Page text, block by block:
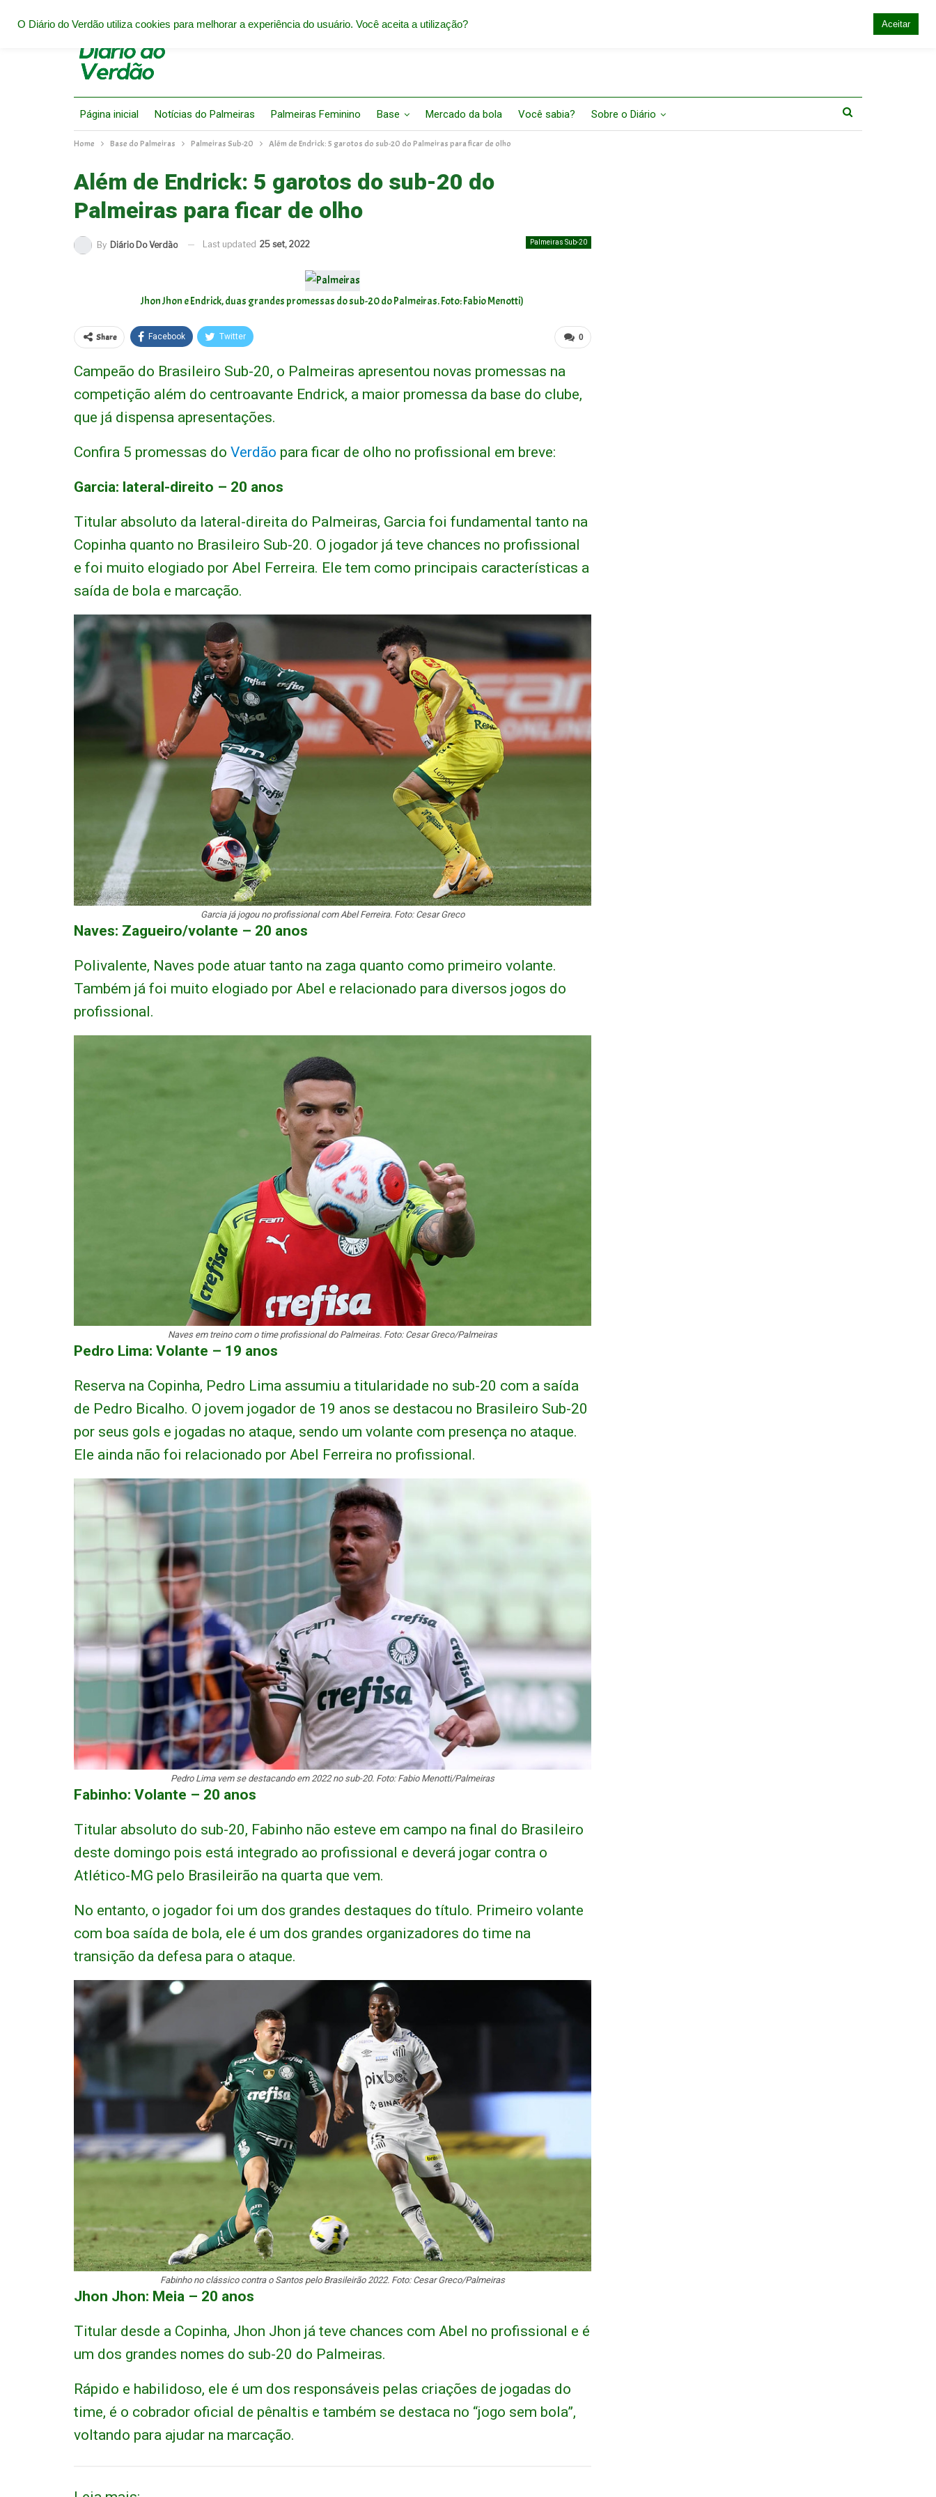
Página inicial Notícias do Palmeiras Palmeiras Feminino Base Mercado da bola Você sabia? Sobre o Diário
Home Base do Palmeiras Palmeiras Sub-20 Além de Endrick: 5 garotos do sub-20 do Palmeiras para ficar de olho
Além de Endrick: 5 garotos do sub-20 do
Palmeiras para ficar de olho
Palmeiras Sub-20
By Diário Do Verdão Last updated 25 set, 2022
Jhon Jhon e Endrick, duas grandes promessas do sub-20 do Palmeiras. Foto: Fabio Menotti)
0
Share Facebook Twitter
Campeão do Brasileiro Sub-20, o Palmeiras apresentou novas promessas na
competição além do centroavante Endrick, a maior promessa da base do clube,
que já dispensa apresentações.
Confira 5 promessas do Verdão para ficar de olho no profissional em breve:
Garcia: lateral-direito – 20 anos
Titular absoluto da lateral-direita do Palmeiras, Garcia foi fundamental tanto na
Copinha quanto no Brasileiro Sub-20. O jogador já teve chances no profissional
e foi muito elogiado por Abel Ferreira. Ele tem como principais características a
saída de bola e marcação.
Garcia já jogou no profissional com Abel Ferreira. Foto: Cesar Greco
Naves: Zagueiro/volante – 20 anos
Polivalente, Naves pode atuar tanto na zaga quanto como primeiro volante.
Também já foi muito elogiado por Abel e relacionado para diversos jogos do
profissional.
Naves em treino com o time profissional do Palmeiras. Foto: Cesar Greco/Palmeiras
Pedro Lima: Volante – 19 anos
Reserva na Copinha, Pedro Lima assumiu a titularidade no sub-20 com a saída
de Pedro Bicalho. O jovem jogador de 19 anos se destacou no Brasileiro Sub-20
por seus gols e jogadas no ataque, sendo um volante com presença no ataque.
Ele ainda não foi relacionado por Abel Ferreira no profissional.
Pedro Lima vem se destacando em 2022 no sub-20. Foto: Fabio Menotti/Palmeiras
Fabinho: Volante – 20 anos
Titular absoluto do sub-20, Fabinho não esteve em campo na final do Brasileiro
deste domingo pois está integrado ao profissional e deverá jogar contra o
Atlético-MG pelo Brasileirão na quarta que vem.
No entanto, o jogador foi um dos grandes destaques do título. Primeiro volante
com boa saída de bola, ele é um dos grandes organizadores do time na
transição da defesa para o ataque.
Fabinho no clássico contra o Santos pelo Brasileirão 2022. Foto: Cesar Greco/Palmeiras
Jhon Jhon: Meia – 20 anos
Titular desde a Copinha, Jhon Jhon já teve chances com Abel no profissional e é
um dos grandes nomes do sub-20 do Palmeiras.
Rápido e habilidoso, ele é um dos responsáveis pelas criações de jogadas do
time, é o cobrador oficial de pênaltis e também se destaca no “jogo sem bola”,
voltando para ajudar na marcação.
O Diário do Verdão utiliza cookies para melhorar a experiência do usuário. Você aceita a utilização? Aceitar